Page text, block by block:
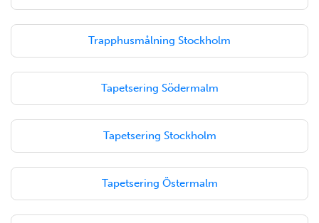
Trapphusmålning Stockholm
Tapetsering Södermalm
Tapetsering Stockholm
Tapetsering Östermalm